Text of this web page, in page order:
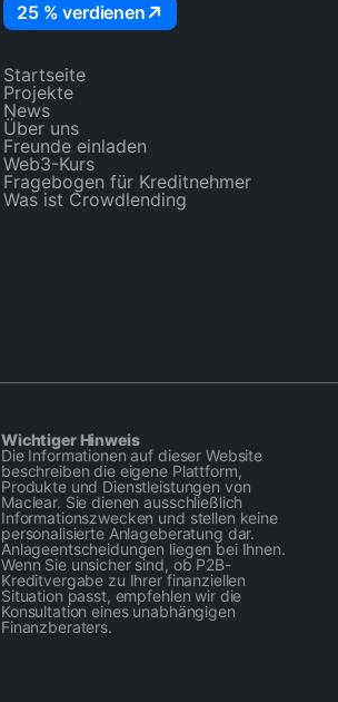
25 % verdienen
Startseite
Projekte
News
Über uns
Freunde einladen
Web3-Kurs
Fragebogen für Kreditnehmer
Was ist Crowdlending
Wichtiger Hinweis
Die Informationen auf dieser Website
beschreiben die eigene Plattform,
Produkte und Dienstleistungen von
Maclear. Sie dienen ausschließlich
Informationszwecken und stellen keine
personalisierte Anlageberatung dar.
Anlageentscheidungen liegen bei Ihnen.
Wenn Sie unsicher sind, ob P2B-
Kreditvergabe zu Ihrer finanziellen
Situation passt, empfehlen wir die
Konsultation eines unabhängigen
Finanzberaters.